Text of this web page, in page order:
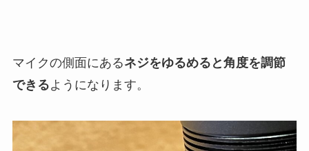
マイクの側面にあるネジをゆるめると角度を調節
できるようになります。